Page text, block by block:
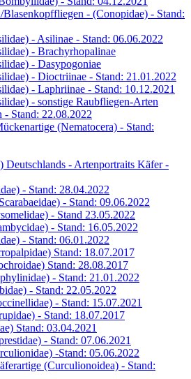
- (Conopidae) - Stand:
- Asilinae - Stand: 06.06.2022
- Brachyrhopalinae
- Dasypogoniae
- Dioctriinae - Stand: 21.01.2022
- Laphriinae - Stand: 10.12.2021
- sonstige Raubfliegen-Arten
- Stand: 22.08.2022
(Nematocera) - Stand:
Deutschlands - Artenportraits Käfer -
- Stand: 28.04.2022
- Stand: 09.06.2022
- Stand 23.05.2022
- Stand: 16.05.2022
- Stand: 06.01.2022
Stand: 18.07.2017
Stand: 28.08.2017
- Stand: 21.01.2022
- Stand: 22.05.2022
- Stand: 15.07.2021
- Stand: 18.07.2017
Stand: 03.04.2021
- Stand: 07.06.2021
-Stand: 05.06.2022
(Curculionoidea) - Stand: